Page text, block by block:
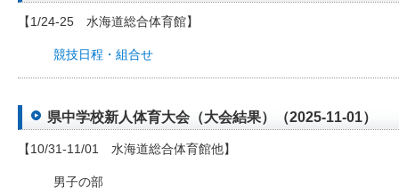
【1/24-25 水海道総合体育館】
競技日程・組合せ
県中学校新人体育大会（大会結果）（2025-11-01）
【10/31-11/01 水海道総合体育館他】
男子の部